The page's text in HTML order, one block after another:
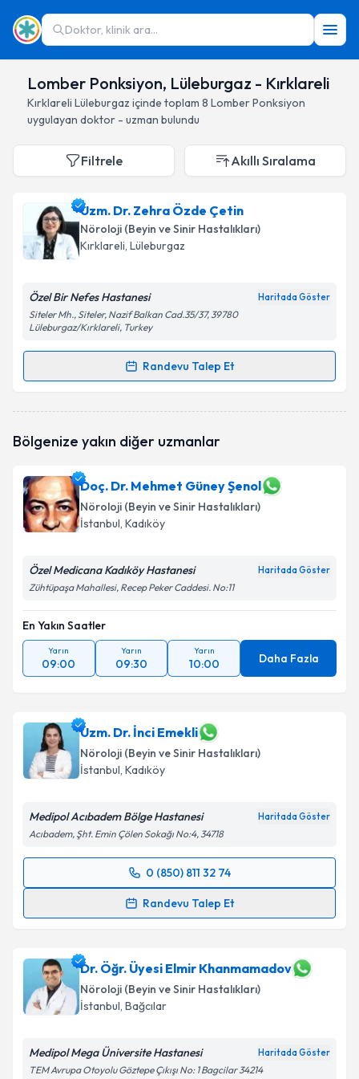
Doktor, klinik ara...
Lomber Ponksiyon, Lüleburgaz - Kırklareli
Kırklareli Lüleburgaz içinde toplam 8 Lomber Ponksiyon
uygulayan doktor - uzman bulundu
Filtrele Akıllı Sıralama
Uzm. Dr. Zehra Özde Çetin
Nöroloji (Beyin ve Sinir Hastalıkları)
Kırklareli, Lüleburgaz
Özel Bir Nefes Hastanesi Haritada Göster
Siteler Mh., Siteler, Nazif Balkan Cad.35/37, 39780
Lüleburgaz/Kırklareli, Turkey
Randevu Talep Et
Randevu Takvimi Talebi
talebi oluşturun. Size bu uzmandan randevu almanız
bilgilendireceğiz.
E-posta Adresiniz
Kişisel verilerimin işlenmesine ilişkin
kapsamda işlenmesini kabul ediyorum.
Takvim Talebini Gönder
Bölgenize yakın diğer uzmanlar
Doç. Dr. Mehmet Güney Şenol
Nöroloji (Beyin ve Sinir Hastalıkları)
İstanbul, Kadıköy
Özel Medicana Kadıköy Hastanesi Haritada Göster
Zühtüpaşa Mahallesi, Recep Peker Caddesi. No:11
En Yakın Saatler
Yarın
09:00
Yarın
09:30
Yarın
10:00 Daha Fazla
Uzm. Dr. İnci Emekli
Nöroloji (Beyin ve Sinir Hastalıkları)
İstanbul, Kadıköy
Medipol Acıbadem Bölge Hastanesi Haritada Göster
Acıbadem, Şht. Emin Çölen Sokağı No:4, 34718
0 (850) 811 32 74
Randevu Talep Et
Randevu Takvimi Talebi
takvim hazırlandığında e-posta ile bilgilendireceğiz.
E-posta Adresiniz
Dr. Öğr. Üyesi Elmir Khanmamadov
Nöroloji (Beyin ve Sinir Hastalıkları)
İstanbul, Bağcılar
Medipol Mega Üniversite Hastanesi Haritada Göster
TEM Avrupa Otoyolu Göztepe Çıkışı No: 1 Bagcilar 34214